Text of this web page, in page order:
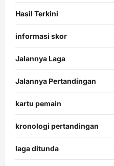
Hasil Terkini
informasi skor
Jalannya Laga
Jalannya Pertandingan
kartu pemain
kronologi pertandingan
laga ditunda